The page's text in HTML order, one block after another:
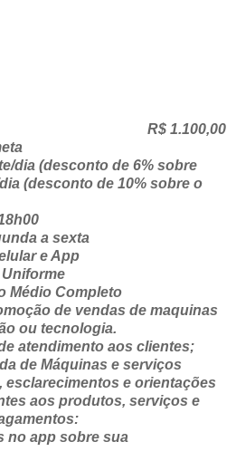
R$ 1.100,00
dia (desconto de 6% sobre
(desconto de 10% sobre o
a sexta
e App
Uniforme
Médio Completo
de vendas de maquinas
ou tecnologia.
atendimento aos clientes;
de Máquinas e serviços
esclarecimentos e orientações
aos produtos, serviços e
no app sobre sua